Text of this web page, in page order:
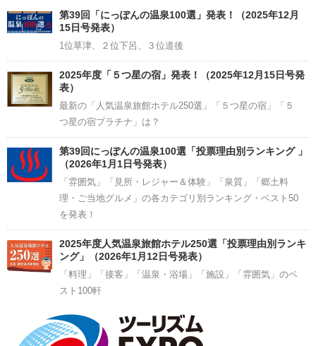
Channel
第39回「にっぽんの温泉100選」発表！（2025年12月
15日号発表）
1位草津、２位下呂、３位道後
2025年度「５つ星の宿」発表！（2025年12月15日号発
表）
最新の「人気温泉旅館ホテル250選」「５つ星の宿」「５
つ星の宿プラチナ」は？
第39回にっぽんの温泉100選「投票理由別ランキング 」
（2026年1月1日号発表）
「雰囲気」「見所・レジャー＆体験」「泉質」「郷土料
理・ご当地グルメ」の各カテゴリ別ランキング・ベスト50
を発表！
2025年度人気温泉旅館ホテル250選「投票理由別ランキ
ング」（2026年1月12日号発表）
「料理」「接客」「温泉・浴場」「施設」「雰囲気」のベ
スト100軒